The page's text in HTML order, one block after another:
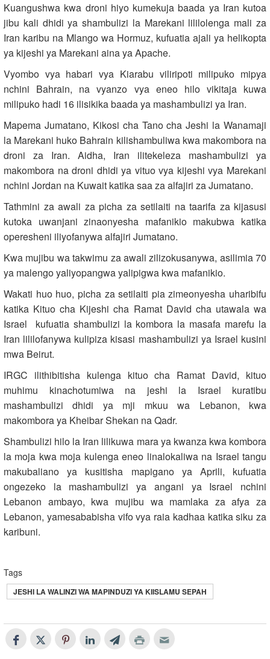
Kuangushwa kwa droni hiyo kumekuja baada ya Iran kutoa
jibu kali dhidi ya shambulizi la Marekani lililolenga mali za
Iran karibu na Mlango wa Hormuz, kufuatia ajali ya helikopta
ya kijeshi ya Marekani aina ya Apache.
Vyombo vya habari vya Kiarabu viliripoti milipuko mipya
nchini Bahrain, na vyanzo vya eneo hilo vikitaja kuwa
milipuko hadi 16 ilisikika baada ya mashambulizi ya Iran.
Mapema Jumatano, Kikosi cha Tano cha Jeshi la Wanamaji
la Marekani huko Bahrain kilishambuliwa kwa makombora na
droni za Iran. Aidha, Iran ilitekeleza mashambulizi ya
makombora na droni dhidi ya vituo vya kijeshi vya Marekani
nchini Jordan na Kuwait katika saa za alfajiri za Jumatano.
Tathmini za awali za picha za setilaiti na taarifa za kijasusi
kutoka uwanjani zinaonyesha mafanikio makubwa katika
operesheni iliyofanywa alfajiri Jumatano.
Kwa mujibu wa takwimu za awali zilizokusanywa, asilimia 70
ya malengo yaliyopangwa yalipigwa kwa mafanikio.
Wakati huo huo, picha za setilaiti pia zimeonyesha uharibifu
katika Kituo cha Kijeshi cha Ramat David cha utawala wa
Israel kufuatia shambulizi la kombora la masafa marefu la
Iran lililofanywa kulipiza kisasi mashambulizi ya Israel kusini
mwa Beirut.
IRGC ilithibitisha kulenga kituo cha Ramat David, kituo
muhimu kinachotumiwa na jeshi la Israel kuratibu
mashambulizi dhidi ya mji mkuu wa Lebanon, kwa
makombora ya Kheibar Shekan na Qadr.
Shambulizi hilo la Iran lilikuwa mara ya kwanza kwa kombora
la moja kwa moja kulenga eneo linalokaliwa na Israel tangu
makubaliano ya kusitisha mapigano ya Aprili, kufuatia
ongezeko la mashambulizi ya angani ya Israel nchini
Lebanon ambayo, kwa mujibu wa mamlaka za afya za
Lebanon, yamesababisha vifo vya raia kadhaa katika siku za
karibuni.
Tags
JESHI LA WALINZI WA MAPINDUZI YA KIISLAMU SEPAH